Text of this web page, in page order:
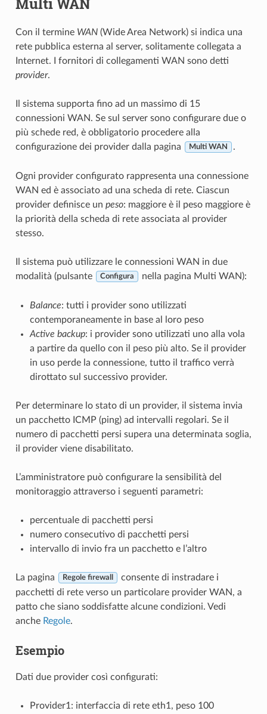
Con il termine WAN(Wide Area Network) si indica una
rete pubblica esterna al server, solitamente collegata a
Internet. I fornitori di collegamenti WAN sono detti
provider.
Il sistema supporta fino ad un massimo di 15
connessioni WAN. Se sul server sono configurare due o
più schede red, è obbligatorio procedere alla
configurazione dei provider dalla pagina Multi WAN .
Ogni provider configurato rappresenta una connessione
WAN ed è associato ad una scheda di rete. Ciascun
provider definisce un peso: maggiore è il peso maggiore è
la priorità della scheda di rete associata al provider
stesso.
Il sistema può utilizzare le connessioni WAN in due
modalità (pulsante
Configura nella pagina Multi WAN):
Balance: tutti i provider sono utilizzati
contemporaneamente in base al loro peso
Active backup: i provider sono utilizzati uno alla vola
a partire da quello con il peso più alto. Se il provider
in uso perde la connessione, tutto il traffico verrà
dirottato sul successivo provider.
Per determinare lo stato di un provider, il sistema invia
un pacchetto ICMP (ping) ad intervalli regolari. Se il
numero di pacchetti persi supera una determinata soglia,
il provider viene disabilitato.
L’amministratore può configurare la sensibilità del
monitoraggio attraverso i seguenti parametri:
percentuale di pacchetti persi
numero consecutivo di pacchetti persi
intervallo di invio fra un pacchetto e l’altro
La pagina Regole firewall
consente di instradare i
pacchetti di rete verso un particolare provider WAN, a
patto che siano soddisfatte alcune condizioni. Vedi
anche Regole.
Esempio
Dati due provider così configurati:
Provider1: interfaccia di rete eth1, peso 100